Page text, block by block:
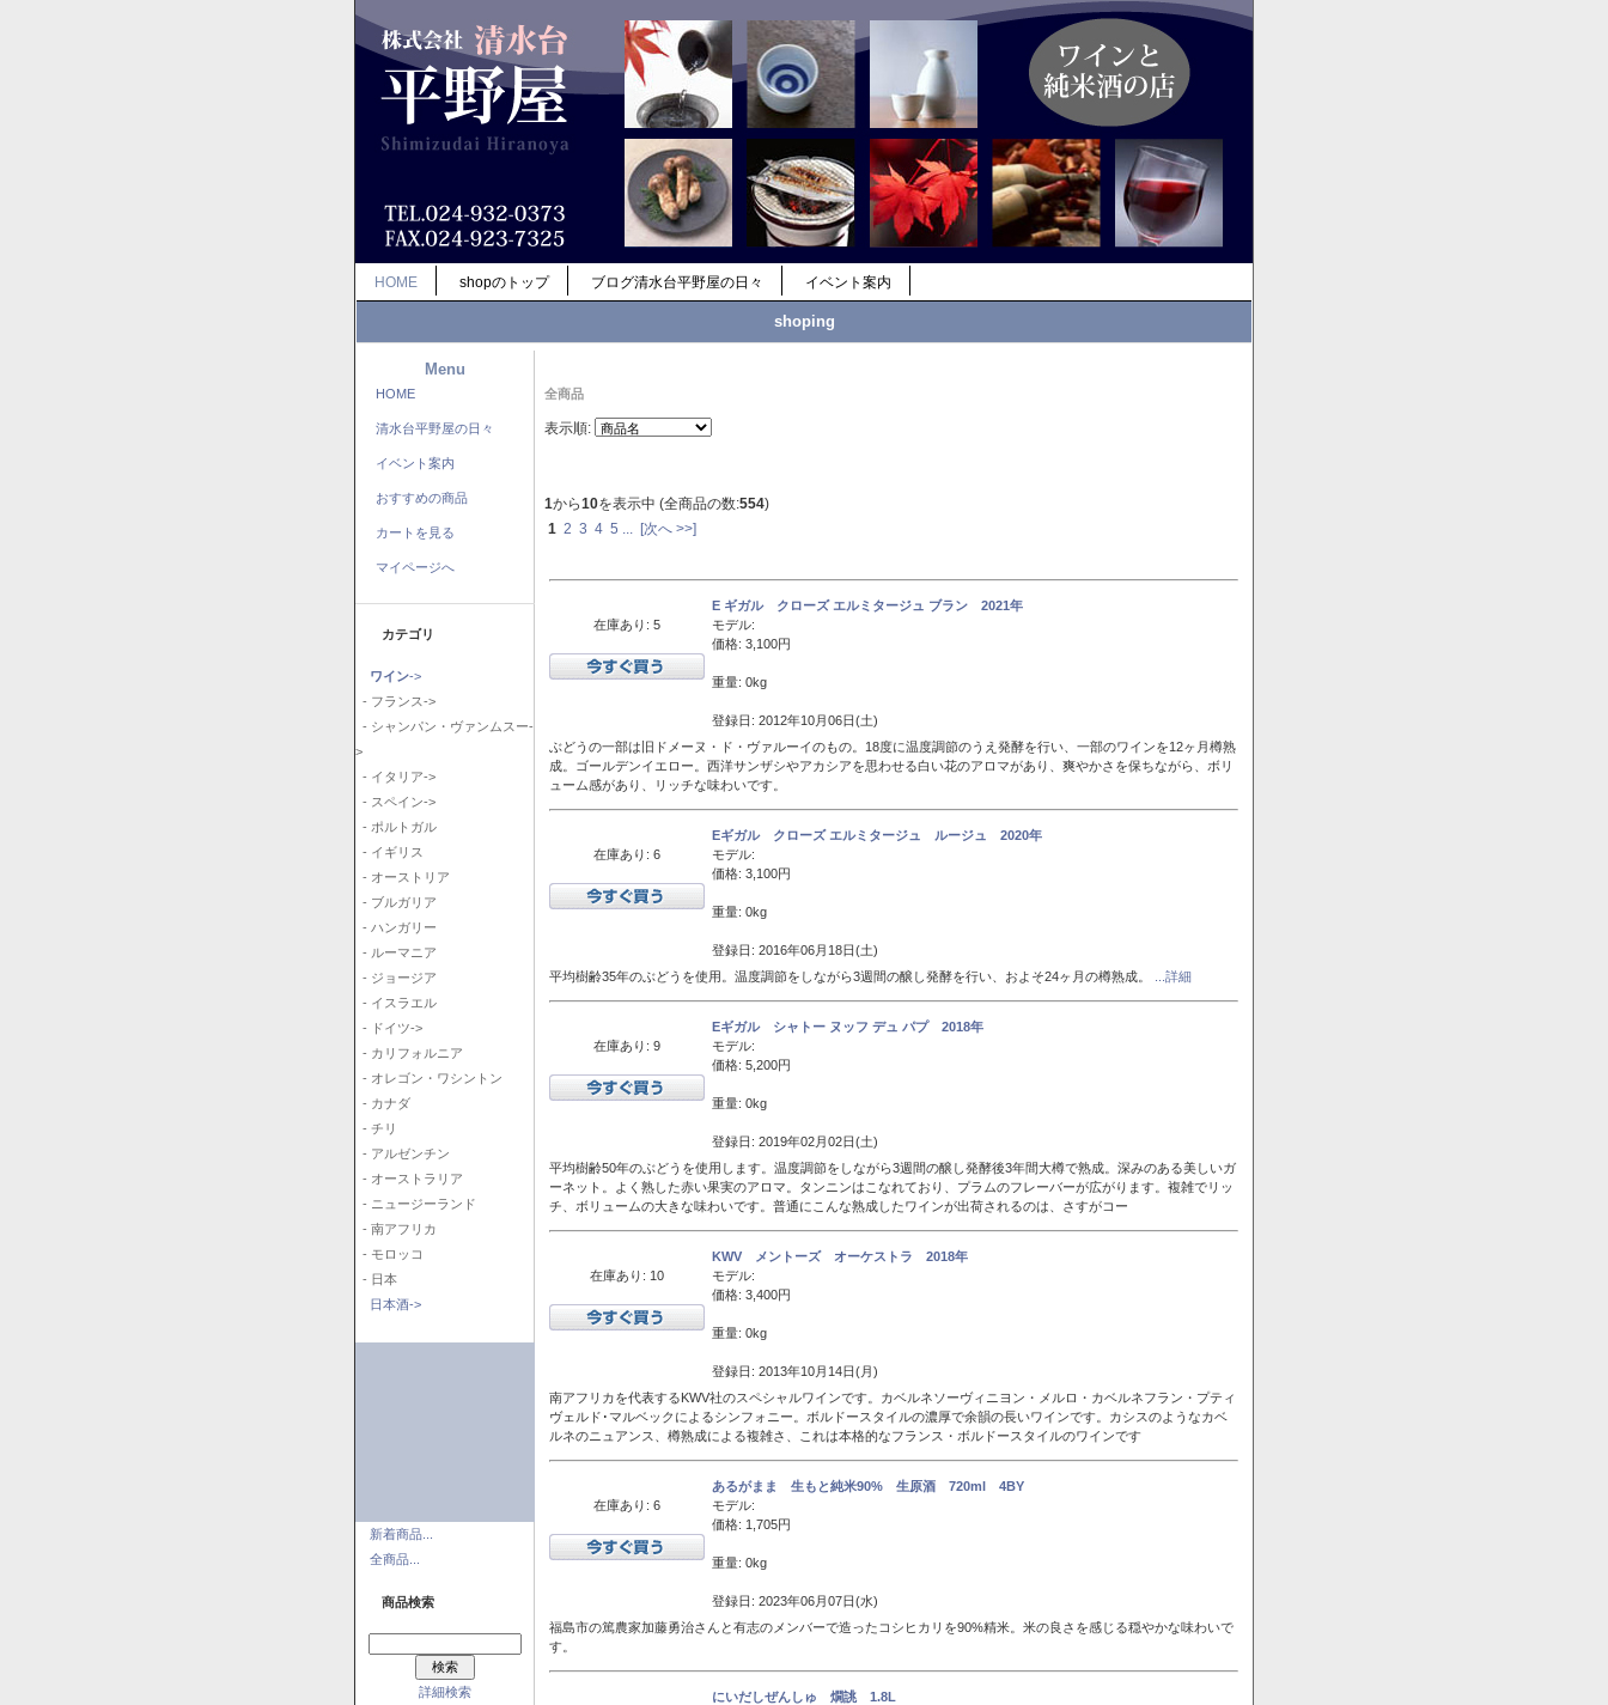
HOME shopのトップ ブログ清水台平野屋の日々 イベント案内
shoping
Menu
HOME
清水台平野屋の日々
イベント案内
おすすめの商品
カートを見る
マイページへ
カテゴリ
ワイン->
- フランス->
- シャンパン・ヴァンムスー-
>
- イタリア->
- スペイン->
- ポルトガル
- イギリス
- オーストリア
- ブルガリア
- ハンガリー
- ルーマニア
- ジョージア
- イスラエル
- ドイツ->
- カリフォルニア
- オレゴン・ワシントン
- カナダ
- チリ
- アルゼンチン
- オーストラリア
- ニュージーランド
- 南アフリカ
- モロッコ
- 日本
日本酒->
新着商品...
全商品...
商品検索
詳細検索
全商品
表示順:
1から10を表示中 (全商品の数:554)
1 2 3 4 5 [次へ >>]
在庫あり: 5
E ギガル クローズ エルミタージュ ブラン 2021年
モデル:
価格: 3,100円
重量: 0kg
登録日: 2012年10月06日(土)
ぶどうの一部は旧ドメーヌ・ド・ヴァルーイのもの。18度に温度調節のうえ発酵を行い、一部のワインを12ヶ月樽熟
成。ゴールデンイエロー。西洋サンザシやアカシアを思わせる白い花のアロマがあり、爽やかさを保ちながら、ボリ
ューム感があり、リッチな味わいです。
在庫あり: 6
Eギガル クローズ エルミタージュ ルージュ 2020年
モデル:
価格: 3,100円
重量: 0kg
登録日: 2016年06月18日(土)
平均樹齢35年のぶどうを使用。温度調節をしながら3週間の醸し発酵を行い、およそ24ヶ月の樽熟成。
...詳細
在庫あり: 9
Eギガル シャトー ヌッフ デュ パプ 2018年
モデル:
価格: 5,200円
重量: 0kg
登録日: 2019年02月02日(土)
平均樹齢50年のぶどうを使用します。温度調節をしながら3週間の醸し発酵後3年間大樽で熟成。深みのある美しいガ
ーネット。よく熟した赤い果実のアロマ。タンニンはこなれており、プラムのフレーバーが広がります。複雑でリッ
チ、ボリュームの大きな味わいです。普通にこんな熟成したワインが出荷されるのは、さすがコー
在庫あり: 10
KWV メントーズ オーケストラ 2018年
モデル:
価格: 3,400円
重量: 0kg
登録日: 2013年10月14日(月)
南アフリカを代表するKWV社のスペシャルワインです。カベルネソーヴィニヨン・メルロ・カベルネフラン・プティ
ヴェルド･マルベックによるシンフォニー。ボルドースタイルの濃厚で余韻の長いワインです。カシスのようなカベ
ルネのニュアンス、樽熟成による複雑さ、これは本格的なフランス・ボルドースタイルのワインです
在庫あり: 6
あるがまま 生もと純米90% 生原酒 720ml 4BY
モデル:
価格: 1,705円
重量: 0kg
登録日: 2023年06月07日(水)
福島市の篤農家加藤勇治さんと有志のメンバーで造ったコシヒカリを90%精米。米の良さを感じる穏やかな味わいで
す。
にいだしぜんしゅ 燗誂 1.8L